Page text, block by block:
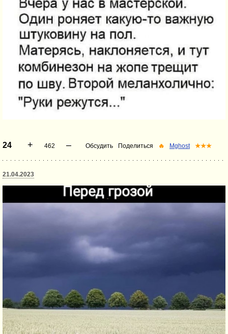
24 + 462 – Обсудить Поделиться 🔥 Mghost ★★★
21.04.2023